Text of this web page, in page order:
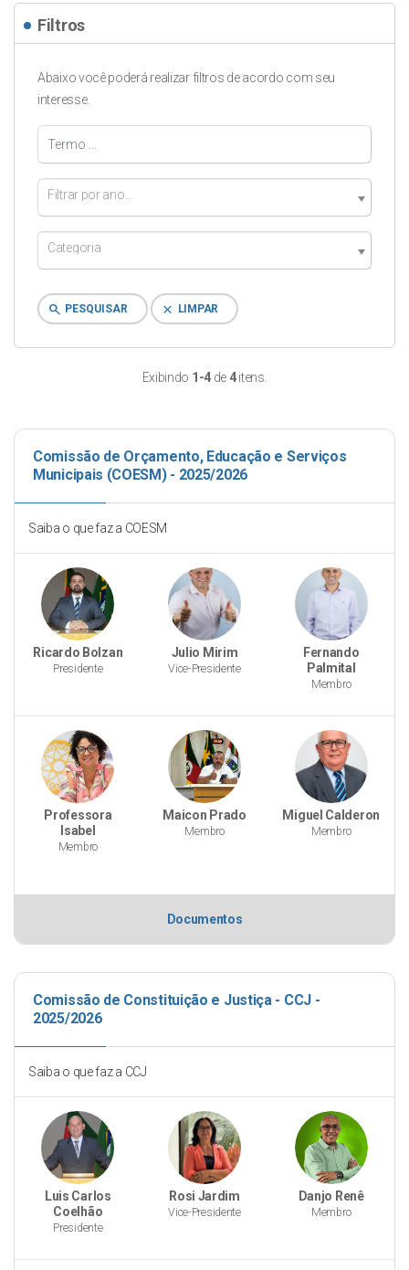
Exibindo 1-4 de 4itens.
Comissão de Orçamento, Educação e Serviços
Municipais (COESM) - 2025/2026
Saiba o que faz a COESM
Ricardo Bolzan
Presidente
Julio Mirim
Vice-Presidente
Fernando
Palmital
Membro
Professora
Isabel
Membro
Maicon Prado
Membro
Miguel Calderon
Membro
Documentos
Comissão de Constituição e Justiça - CCJ -
2025/2026
Saiba o que faz a CCJ
Luis Carlos
Coelhão
Presidente
Rosi Jardim
Vice-Presidente
Danjo Renê
Membro
Filtros
Abaixo você poderá realizar filtros de acordo com seu
interesse.
Filtrar por ano...
Categoria
search PESQUISAR clear LIMPAR